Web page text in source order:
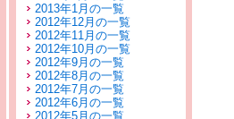
2013年1月の一覧
2012年12月の一覧
2012年11月の一覧
2012年10月の一覧
2012年9月の一覧
2012年8月の一覧
2012年7月の一覧
2012年6月の一覧
2012年5月の一覧